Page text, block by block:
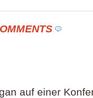
auf einer